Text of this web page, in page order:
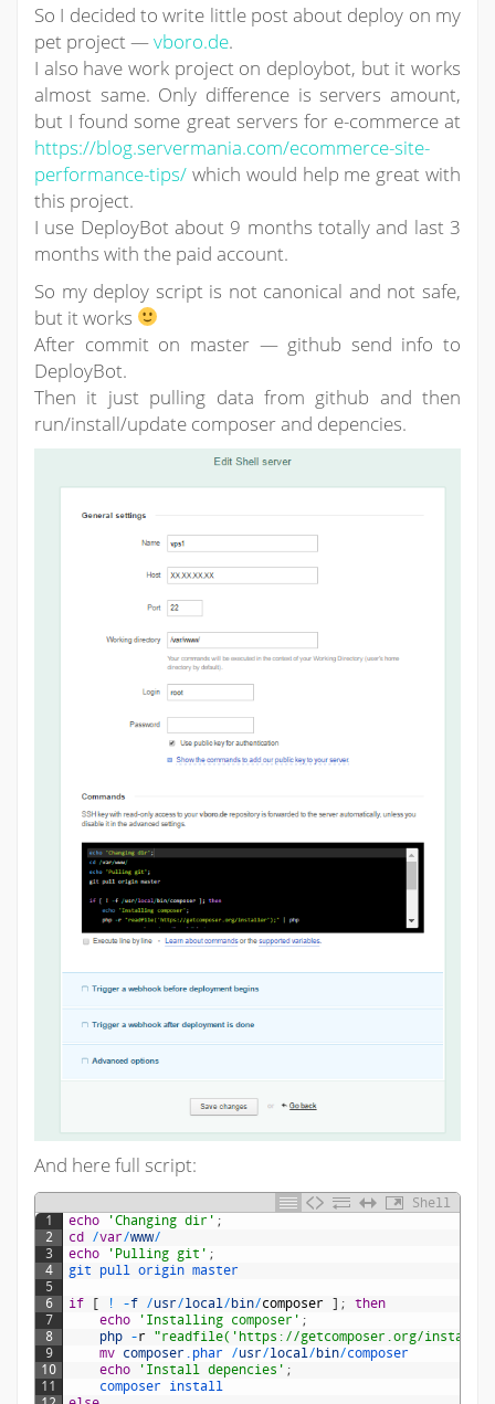
So I decided to write little post about deploy on my
pet project —vboro.de.
I also have work project on deploybot, but it works
almost same. Only difference is servers amount,
but I found some great servers for e-commerce at
https://blog.servermania.com/ecommerce-site-
performance-tips/ which would help me great with
this project.
I use DeployBot about 9 months totally and last 3
months with the paid account.
So my deploy script is not canonical and not safe,
but it works
After commit on master — github send info to
DeployBot.
Then it just pulling data from github and then
run/install/update composer and depencies.
And here full script:
Shell
1
2
3
4
5
6
7
8
9
10
11
echo 'Changing dir' ;
cd
/var/www/
echo
'Pulling git' ;
git pull origin master
if [ ! -f /usr/local/bin/composer ] ;
then
echo
'Installing composer' ;
php -r
"readfile('https://getcomposer.org/
mv composer .phar /usr/local/bin/composer
echo
'Install depencies' ;
composer install